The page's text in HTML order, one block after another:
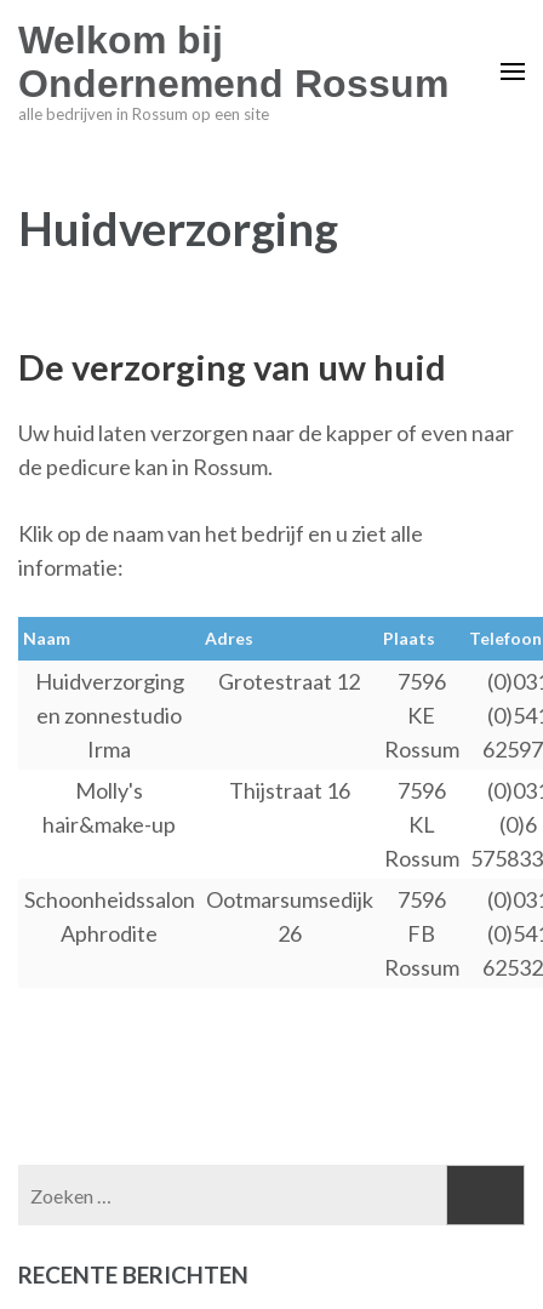
Welkom bij
Ondernemend Rossum
alle bedrijven in Rossum op een site
Huidverzorging
De verzorging van uw huid
Uw huid laten verzorgen naar de kapper of even naar
de pedicure kan in Rossum.
Klik op de naam van het bedrijf en u ziet alle
informatie:
Naam Adres Plaats Telefoon
Huidverzorging
en zonnestudio
Irma
Grotestraat 12
7596
KE
Rossum
Molly's
hair&make-up
Thijstraat 16
7596
KL
Rossum
(0)6
Schoonheidssalon
Aphrodite
Ootmarsumsedijk
26
7596
FB
Rossum
RECENTE BERICHTEN